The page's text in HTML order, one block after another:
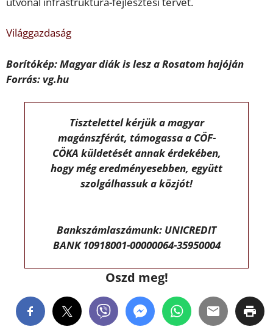
Világgazdaság
Borítókép: Magyar diák is lesz a Rosatom hajóján
Forrás: vg.hu
Tisztelettel kérjük a magyar
magánszférát, támogassa a CÖF-
CÖKA küldetését annak érdekében,
hogy még eredményesebben, együtt
szolgálhassuk a közjót!
Bankszámlaszámunk: UNICREDIT
BANK 10918001-00000064-35950004
Oszd meg!